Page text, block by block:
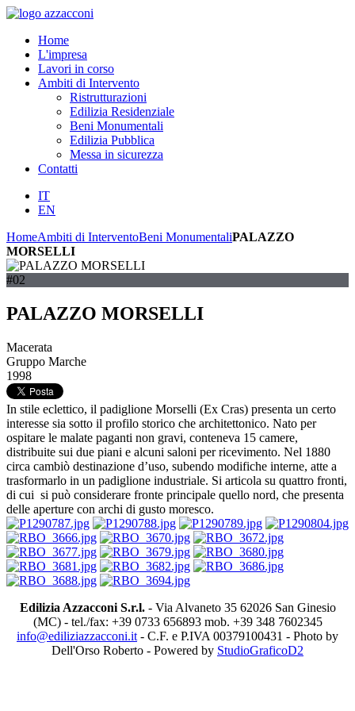
Home
L'impresa
Lavori in corso
Ambiti di Intervento
Ristrutturazioni
Edilizia Residenziale
Beni Monumentali
Edilizia Pubblica
Messa in sicurezza
Contatti
IT
EN
HomeAmbiti di InterventoBeni MonumentaliPALAZZO
MORSELLI
#02
PALAZZO MORSELLI
Macerata
Gruppo Marche
1998
In stile eclettico, il padiglione Morselli (Ex Cras) presenta un certo
interesse sia sotto il profilo storico che architettonico. Nato per
ospitare le malate paganti non gravi, conteneva 15 camere,
distribuite sui due piani e alcuni saloni per ricevimento. Nel 1880
circa cambiò destinazione d’uso, subendo modifiche interne, atte a
trasformarlo in un padiglione industriale. Si articola su quattro fronti,
di cui si può considerare fronte principale quello nord, che presenta
delle aperture con archi di gusto moresco.
Edilizia Azzacconi S.r.l.- Via Alvaneto 35 62026 San Ginesio
(MC) - tel./fax: +39 0733 656893 mob. +39 348 7602345
info@ediliziazzacconi.it - C.F. e P.IVA 00379100431 - Photo by
Dell'Orso Roberto - Powered by StudioGraficoD2